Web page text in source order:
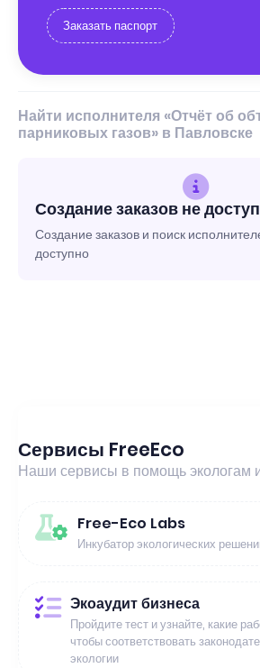
Заказать паспорт
Найти исполнителя «Отчёт об
парниковых газов» в Павловске
Создание заказов не
Создание заказов и поиск
доступно
Сервисы FreeEco
Наши сервисы в помощь экологам
Free-Eco Labs
Инкубатор экологических
Экоаудит бизнеса
Пройдите тест и узнайте, какие
чтобы соответствовать
экологии